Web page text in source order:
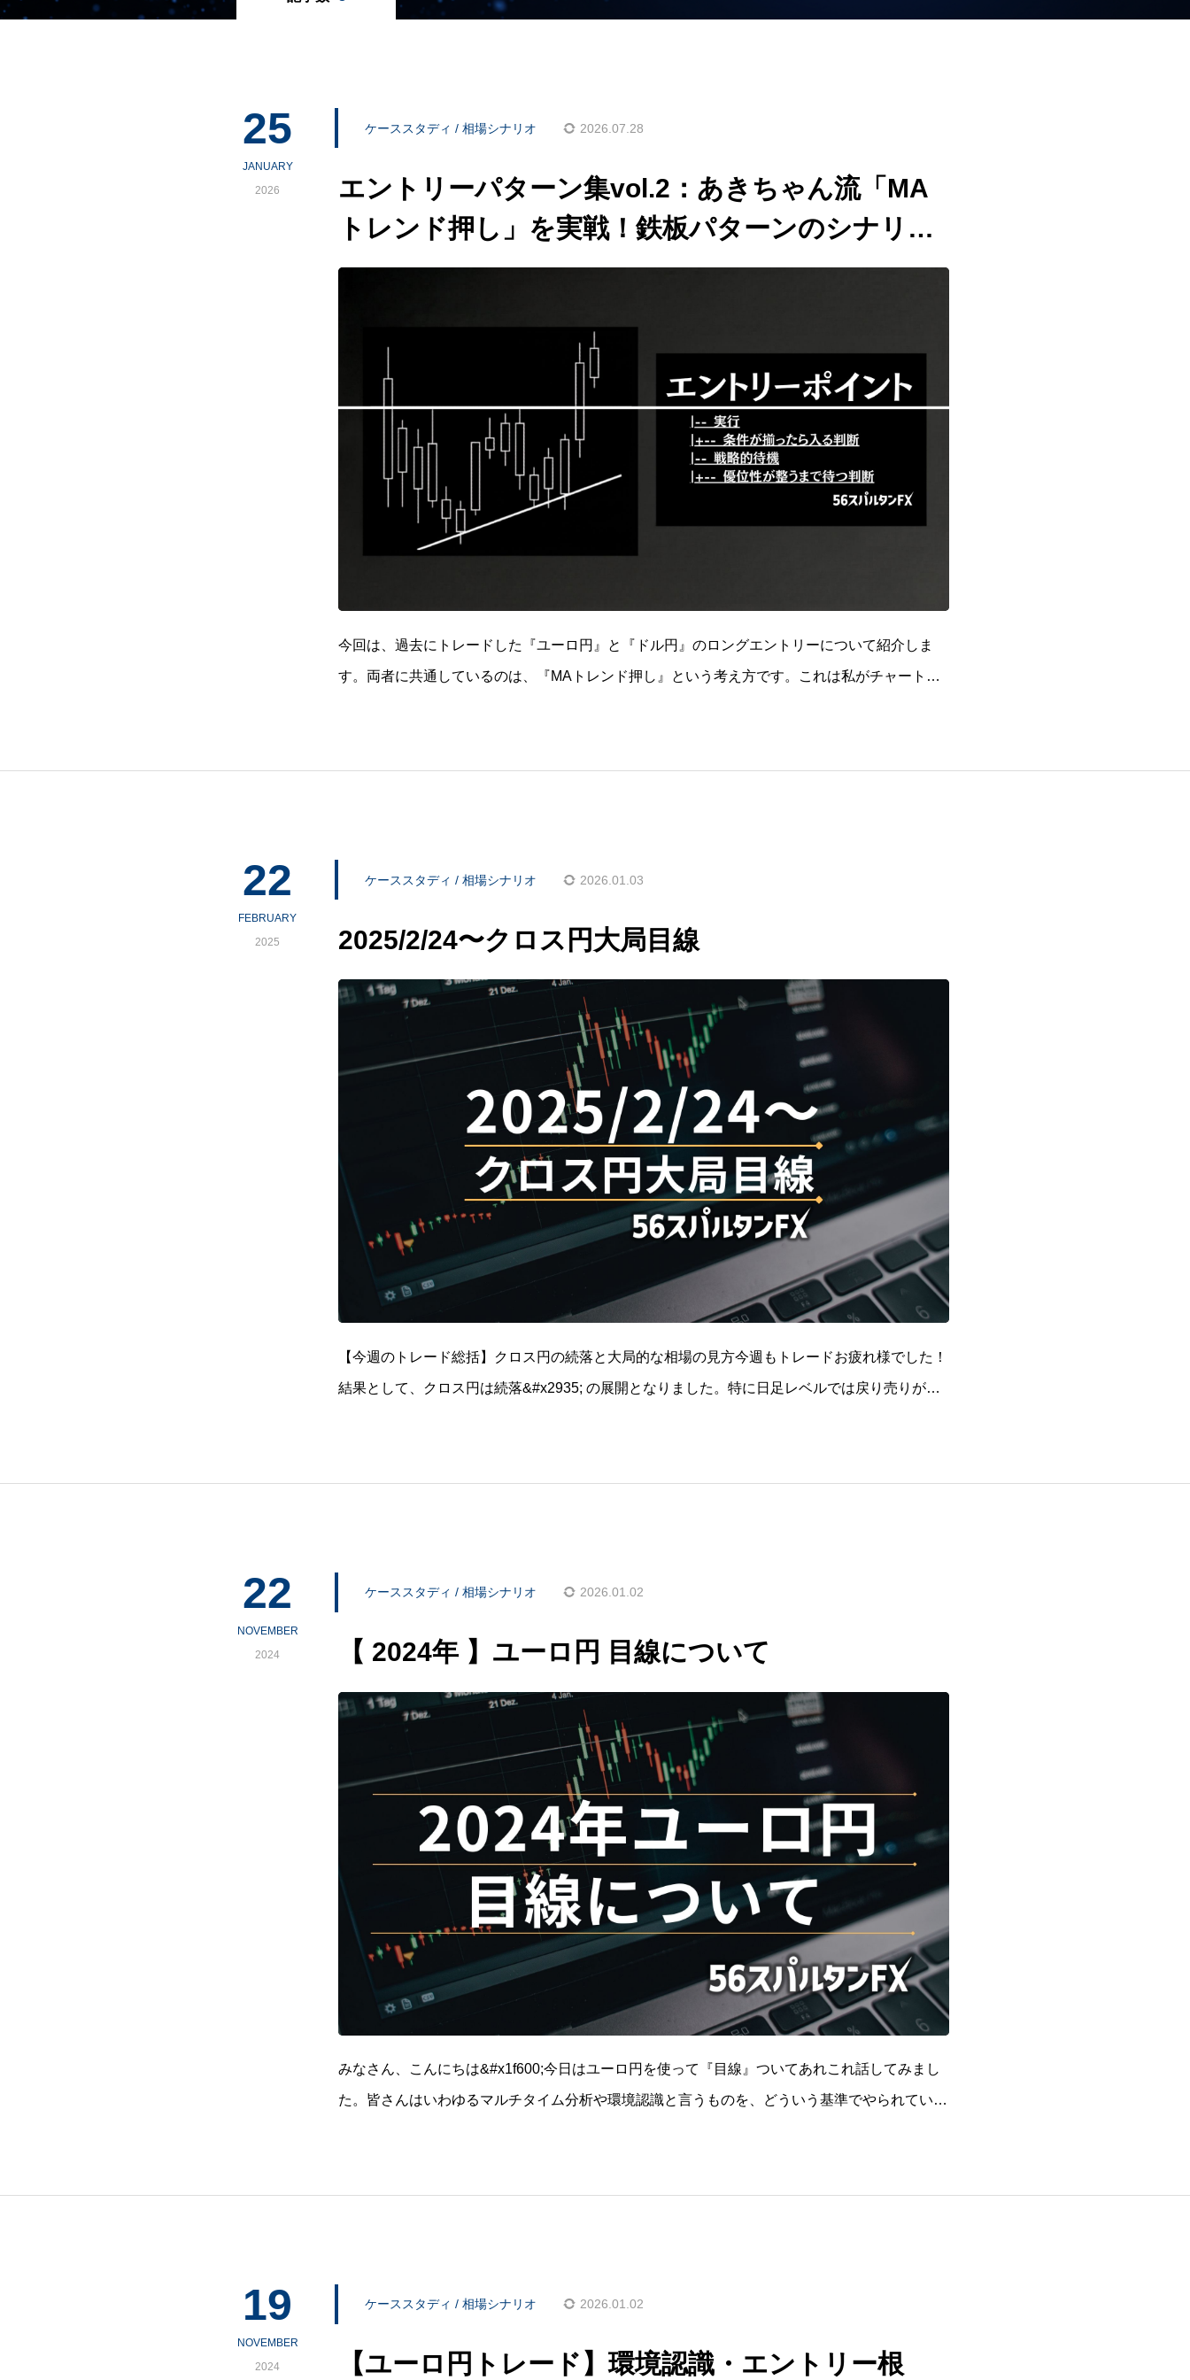
25
JANUARY
2026
ケーススタディ / 相場シナリオ 2026.07.28
エントリーパターン集vol.2：あきちゃん流「MA
トレンド押し」を実戦！鉄板パターンのシナリオ
構築
今回は、過去にトレードした『ユーロ円』と『ドル円』のロングエントリーについて紹介しま
す。両者に共通しているのは、『MAトレンド押し』という考え方です。これは私がチャート分
22
FEBRUARY
2025
ケーススタディ / 相場シナリオ 2026.01.03
2025/2/24〜クロス円大局目線
【今週のトレード総括】クロス円の続落と大局的な相場の見方今週もトレードお疲れ様でした！
結果として、クロス円は続落&#x2935;︎ の展開となりました。特に日足レベルでは戻り売りが強
22
NOVEMBER
2024
ケーススタディ / 相場シナリオ 2026.01.02
【 2024年 】ユーロ円 目線について
みなさん、こんにちは&#x1f600;今日はユーロ円を使って『目線』ついてあれこれ話してみまし
た。皆さんはいわゆるマルチタイム分析や環境認識と言うものを、どういう基準でやられていま
19
NOVEMBER
2024
ケーススタディ / 相場シナリオ 2026.01.02
【ユーロ円トレード】環境認識・エントリー根